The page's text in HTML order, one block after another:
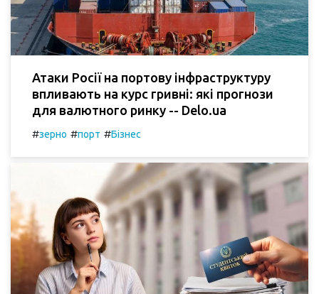
Атаки Росії на портову інфраструктуру
впливають на курс гривні: які прогнози
для валютного ринку -- Delo.ua
#зерно #порт #Бізнес